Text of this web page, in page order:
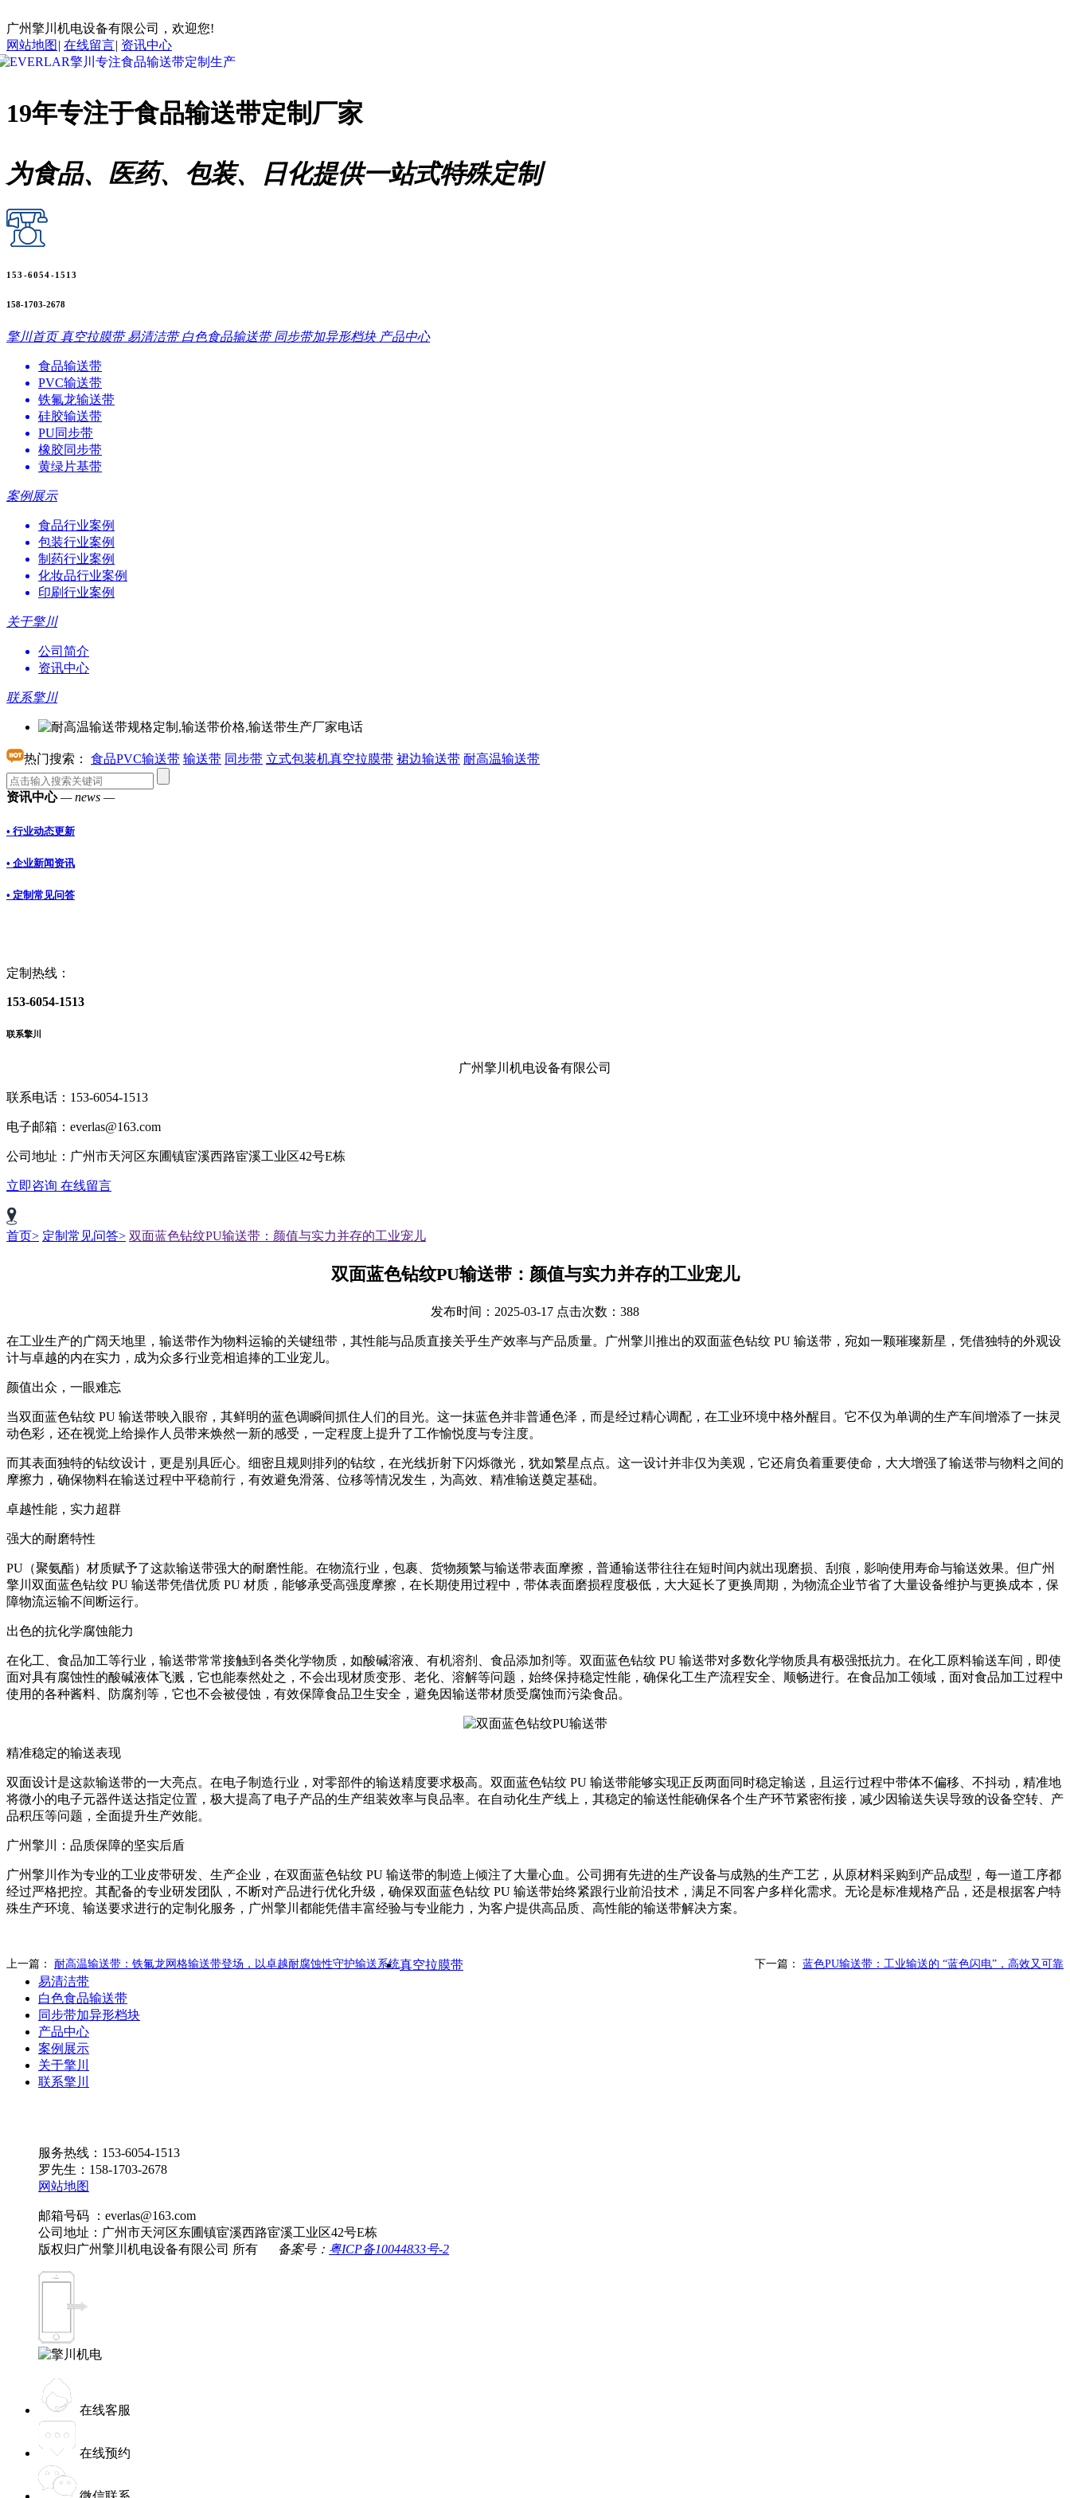
广州擎川机电设备有限公司，欢迎您!
网站地图 | 在线留言| 资讯中心
19年专注于食品输送带定制厂家
为食品、医药、包装、日化提供一站式特殊定制
153-6054-1513
158-1703-2678
擎川首页 真空拉膜带 易清洁带 白色食品输送带 同步带加异形档块 产品中心
食品输送带
PVC输送带
铁氟龙输送带
硅胶输送带
PU同步带
橡胶同步带
黄绿片基带
案例展示
食品行业案例
包装行业案例
制药行业案例
化妆品行业案例
印刷行业案例
关于擎川
公司简介
资讯中心
联系擎川
热门搜索： 食品PVC输送带 输送带 同步带 立式包装机真空拉膜带 裙边输送带 耐高温输送带
资讯中心— news —
• 行业动态更新
• 企业新闻资讯
• 定制常见问答
定制热线：
153-6054-1513
联系擎川
广州擎川机电设备有限公司
联系电话：153-6054-1513
电子邮箱：everlas@163.com
公司地址：广州市天河区东圃镇宦溪西路宦溪工业区42号E栋
立即咨询 在线留言
首页> 定制常见问答> 双面蓝色钻纹PU输送带：颜值与实力并存的工业宠儿
双面蓝色钻纹PU输送带：颜值与实力并存的工业宠儿
发布时间：2025-03-17 点击次数：388
在工业生产的广阔天地里，输送带作为物料运输的关键纽带，其性能与品质直接关乎生产效率与产品质量。广州擎川推出的双面蓝色钻纹 PU 输送带，宛如一颗璀璨新星，凭借独特的外观设
计与卓越的内在实力，成为众多行业竞相追捧的工业宠儿。
颜值出众，一眼难忘
当双面蓝色钻纹 PU 输送带映入眼帘，其鲜明的蓝色调瞬间抓住人们的目光。这一抹蓝色并非普通色泽，而是经过精心调配，在工业环境中格外醒目。它不仅为单调的生产车间增添了一抹灵
动色彩，还在视觉上给操作人员带来焕然一新的感受，一定程度上提升了工作愉悦度与专注度。
而其表面独特的钻纹设计，更是别具匠心。细密且规则排列的钻纹，在光线折射下闪烁微光，犹如繁星点点。这一设计并非仅为美观，它还肩负着重要使命，大大增强了输送带与物料之间的
摩擦力，确保物料在输送过程中平稳前行，有效避免滑落、位移等情况发生，为高效、精准输送奠定基础。
卓越性能，实力超群
强大的耐磨特性
PU（聚氨酯）材质赋予了这款输送带强大的耐磨性能。在物流行业，包裹、货物频繁与输送带表面摩擦，普通输送带往往在短时间内就出现磨损、刮痕，影响使用寿命与输送效果。但广州
擎川双面蓝色钻纹 PU 输送带凭借优质 PU 材质，能够承受高强度摩擦，在长期使用过程中，带体表面磨损程度极低，大大延长了更换周期，为物流企业节省了大量设备维护与更换成本，保
障物流运输不间断运行。
出色的抗化学腐蚀能力
在化工、食品加工等行业，输送带常常接触到各类化学物质，如酸碱溶液、有机溶剂、食品添加剂等。双面蓝色钻纹 PU 输送带对多数化学物质具有极强抵抗力。在化工原料输送车间，即使
面对具有腐蚀性的酸碱液体飞溅，它也能泰然处之，不会出现材质变形、老化、溶解等问题，始终保持稳定性能，确保化工生产流程安全、顺畅进行。在食品加工领域，面对食品加工过程中
使用的各种酱料、防腐剂等，它也不会被侵蚀，有效保障食品卫生安全，避免因输送带材质受腐蚀而污染食品。
精准稳定的输送表现
双面设计是这款输送带的一大亮点。在电子制造行业，对零部件的输送精度要求极高。双面蓝色钻纹 PU 输送带能够实现正反两面同时稳定输送，且运行过程中带体不偏移、不抖动，精准地
将微小的电子元器件送达指定位置，极大提高了电子产品的生产组装效率与良品率。在自动化生产线上，其稳定的输送性能确保各个生产环节紧密衔接，减少因输送失误导致的设备空转、产
品积压等问题，全面提升生产效能。
广州擎川：品质保障的坚实后盾
广州擎川作为专业的工业皮带研发、生产企业，在双面蓝色钻纹 PU 输送带的制造上倾注了大量心血。公司拥有先进的生产设备与成熟的生产工艺，从原材料采购到产品成型，每一道工序都
经过严格把控。其配备的专业研发团队，不断对产品进行优化升级，确保双面蓝色钻纹 PU 输送带始终紧跟行业前沿技术，满足不同客户多样化需求。无论是标准规格产品，还是根据客户特
殊生产环境、输送要求进行的定制化服务，广州擎川都能凭借丰富经验与专业能力，为客户提供高品质、高性能的输送带解决方案。
上一篇： 耐高温输送带：铁氟龙网格输送带登场，以卓越耐腐蚀性守护输送系统 下一篇： 蓝色PU输送带：工业输送的 “蓝色闪电”，高效又可靠
真空拉膜带
易清洁带
白色食品输送带
同步带加异形档块
产品中心
案例展示
关于擎川
联系擎川
服务热线：153-6054-1513
罗先生：158-1703-2678
网站地图
邮箱号码 ：everlas@163.com
公司地址：广州市天河区东圃镇宦溪西路宦溪工业区42号E栋
版权归广州擎川机电设备有限公司 所有
备案号： 粤ICP备10044833号-2
在线客服
在线预约